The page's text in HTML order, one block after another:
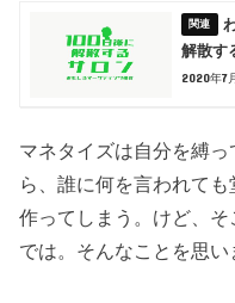
解散す
2020年7
マネタイズは自分を縛
ら、誰に何を言われて
作ってしまう。けど、
では。そんなことを思い